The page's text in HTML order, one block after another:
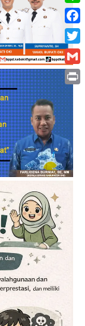
Line
Print